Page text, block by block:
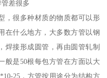
差很多
，很多种材质的物质都可以形
在什么地方，大多数方管以钢
焊接形成圆管，再由圆管轧制
般是50根每包方管在方面以大
25，方管按用途分为结构方